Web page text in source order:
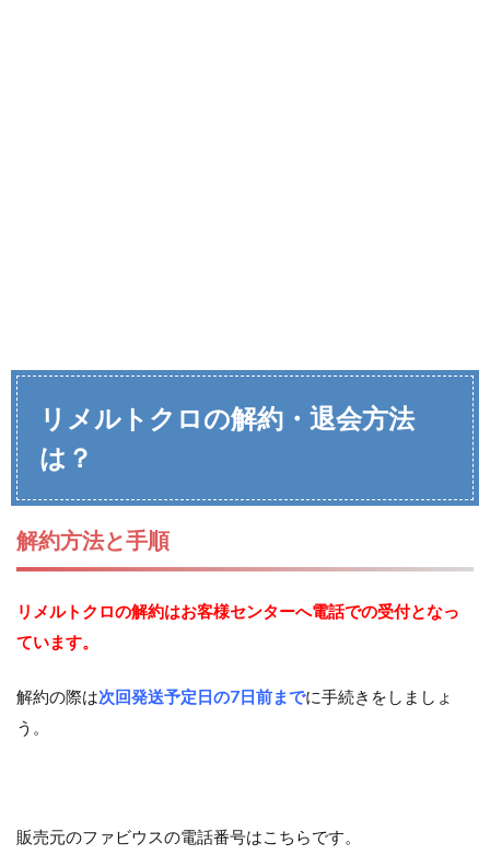
リメルトクロの解約・退会方法
は？
解約方法と手順
リメルトクロの解約はお客様センターへ電話での受付となっ
ています。
解約の際は次回発送予定日の7日前までに手続きをしましょ
う。
販売元のファビウスの電話番号はこちらです。